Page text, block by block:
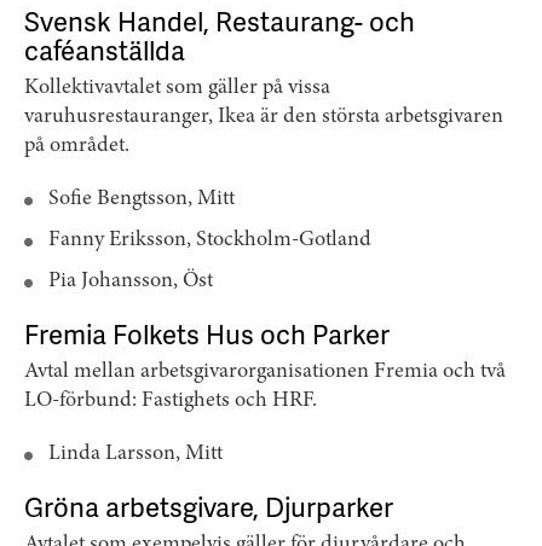
Svensk Handel, Restaurang- och
caféanställda
Kollektivavtalet som gäller på vissa
varuhusrestauranger, Ikea är den största arbetsgivaren
på området.
Sofie Bengtsson, Mitt
Fanny Eriksson, Stockholm-Gotland
Pia Johansson, Öst
Fremia Folkets Hus och Parker
Avtal mellan arbetsgivarorganisationen Fremia och två
LO-förbund: Fastighets och HRF.
Linda Larsson, Mitt
Gröna arbetsgivare, Djurparker